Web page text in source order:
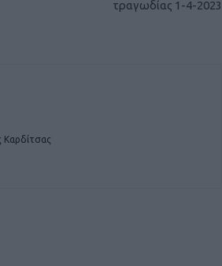
τραγωδίας 1-4-2023
Καρδίτσας